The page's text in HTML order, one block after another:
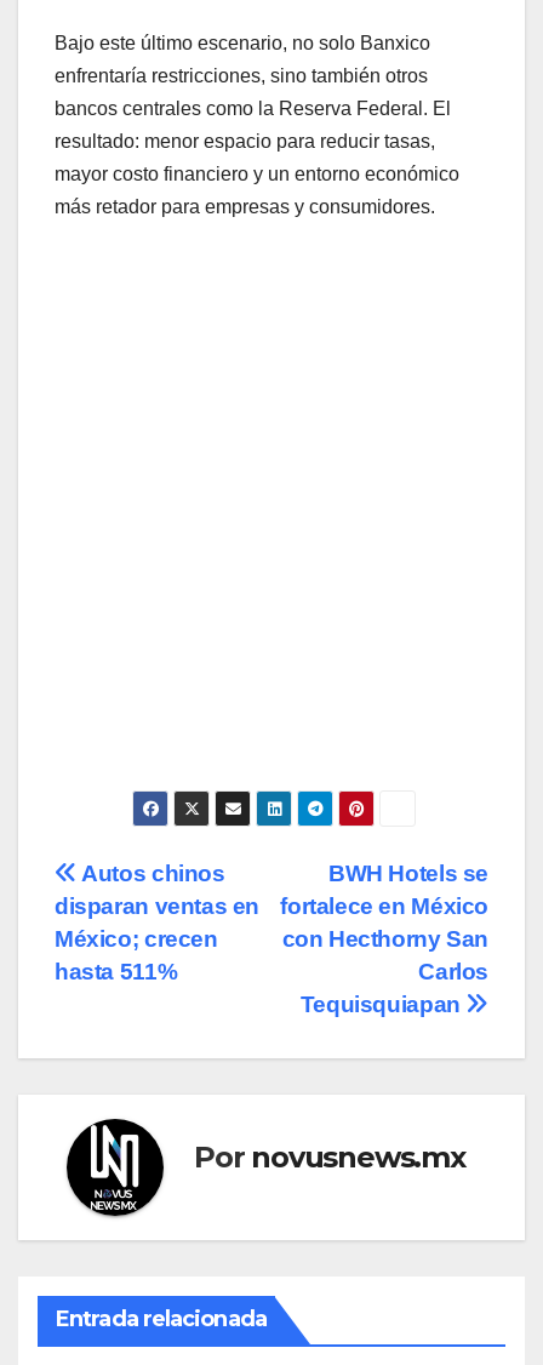
Bajo este último escenario, no solo Banxico
enfrentaría restricciones, sino también otros
bancos centrales como la Reserva Federal. El
resultado: menor espacio para reducir tasas,
mayor costo financiero y un entorno económico
más retador para empresas y consumidores.
Navegación
de
entradas
BWH Hotels se
fortalece en México
con Hecthorny San
Carlos
Tequisquiapan
Autos chinos
disparan ventas en
México; crecen
hasta 511%
Por novusnews.mx
Entrada relacionada